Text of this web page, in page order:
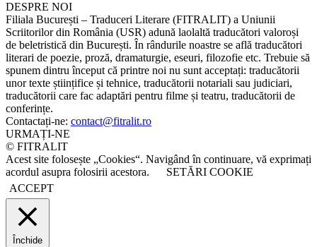
DESPRE NOI
Filiala București – Traduceri Literare (FITRALIT) a Uniunii
Scriitorilor din România (USR) adună laolaltă traducători valoroși
de beletristică din București. În rândurile noastre se află traducători
literari de poezie, proză, dramaturgie, eseuri, filozofie etc. Trebuie să
spunem dintru început că printre noi nu sunt acceptați: traducătorii
unor texte științifice și tehnice, traducătorii notariali sau judiciari,
traducătorii care fac adaptări pentru filme și teatru, traducătorii de
conferințe.
Contactați-ne: contact@fitralit.ro
URMAȚI-NE
© FITRALIT
Acest site folosește „Cookies“. Navigând în continuare, vă exprimați
acordul asupra folosirii acestora.
SETĂRI COOKIE
ACCEPT
Închide